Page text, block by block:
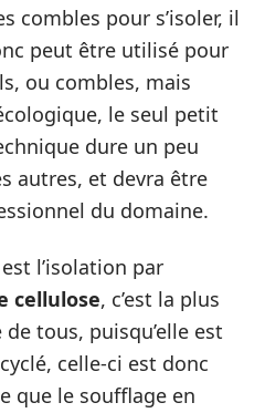
combles pour s’isoler, il
peut être utilisé pour
ou combles, mais
le seul petit
dure un peu
autres, et devra être
du domaine.
l’isolation par
cellulose, c’est la plus
tous, puisqu’elle est
celle-ci est donc
que le soufflage en